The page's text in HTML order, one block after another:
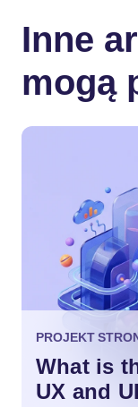
Inne
mogą
PROJEKT
What is
UX and